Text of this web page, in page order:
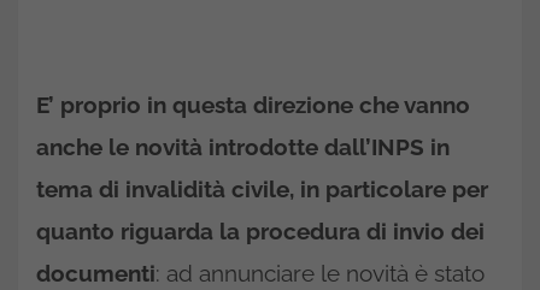
E’ proprio in questa direzione che vanno
anche le novità introdotte dall’INPS in
tema di invalidità civile, in particolare per
quanto riguarda la procedura di invio dei
documenti: ad annunciare le novità è stato